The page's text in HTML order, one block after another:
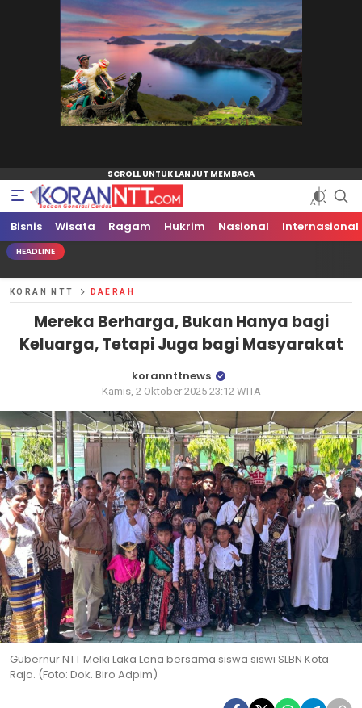
Koran NTT
Bacaan Generasi Cerdas
Bisnis Wisata Ragam Hukrim Nasional Internasional
HEADLINE
KORAN NTT DAERAH
Mereka Berharga, Bukan Hanya bagi
Keluarga, Tetapi Juga bagi Masyarakat
korannttnews
Kamis, 2 Oktober 2025 23:12 WITA
Gubernur NTT Melki Laka Lena bersama siswa siswi SLBN Kota
Raja. (Foto: Dok. Biro Adpim)